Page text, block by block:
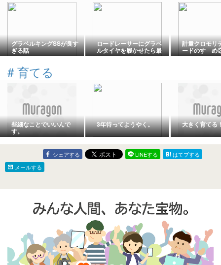
グラベルキングSSが良す
ぎる話
ロードレーサーにグラベ
ルタイヤを履かせたら最
高だった。
計量クロモリ
ードのすゝ
# 育てる
些細なことでいいんで
す。
3年待ってようやく。 大きく育てる
シェアする LINEする
はてブする
メールする